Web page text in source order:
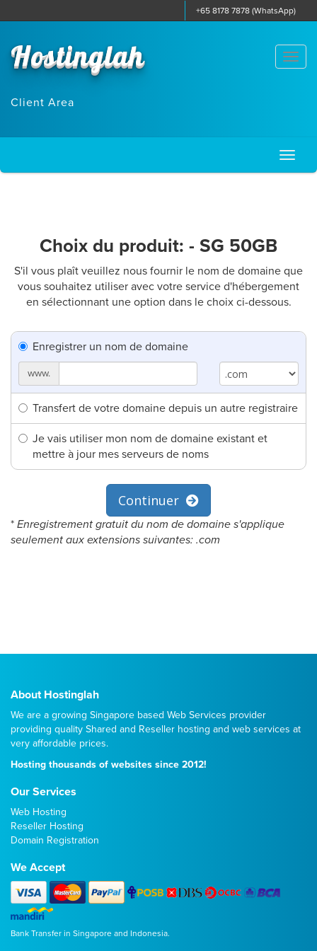
+65 8178 7878 (WhatsApp)
Hostinglah
Client Area
Choix du produit: - SG 50GB
S'il vous plaît veuillez nous fournir le nom de domaine que
vous souhaitez utiliser avec votre service d'hébergement
en sélectionnant une option dans le choix ci-dessous.
Enregistrer un nom de domaine
www.
Transfert de votre domaine depuis un autre registraire
Je vais utiliser mon nom de domaine existant et
mettre à jour mes serveurs de noms
Continuer
* Enregistrement gratuit du nom de domaine s'applique
seulement aux extensions suivantes: .com
About Hostinglah
We are a growing Singapore based Web Services provider
providing quality Shared and Reseller hosting and web services at
very affordable prices.
Hosting thousands of websites since 2012!
Our Services
Web Hosting
Reseller Hosting
Domain Registration
We Accept
Bank Transfer in Singapore and Indonesia.